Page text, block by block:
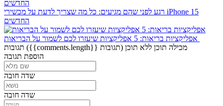
רגע לפני שהם מגיעים: כל מה שצריך לדעת על מכשירי iPhone 15
החדשים
תגובות
({{comments.length}} תגובות) מכילה תוכן ללא תוכן
הוספת תגובה
שדה חובה
שדה חובה